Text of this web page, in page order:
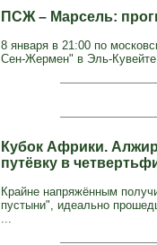
ПСЖ – Марсель:
8 января в 21:00 по
Сен-Жермен" в Эль-Кувейте
Кубок Африки.
путёвку в
Крайне напряжённым
пустыни", идеально
...